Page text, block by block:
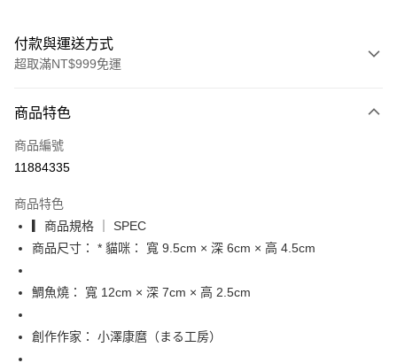
付款與運送方式
超取滿NT$999免運
信用卡一次付款
信用卡分期付款
合作金庫商業銀行
華南商業銀行
上海商業儲蓄銀行
台北富邦商業銀行
臺灣中小企業銀行
台中商業銀行
元大商業銀行
超商取貨付款
LINE Pay
Apple Pay
街口支付
商品特色
商品編號
11884335
商品特色
▎商品規格 ｜ SPEC
商品尺寸： * 貓咪： 寬 9.5cm × 深 6cm × 高 4.5cm
鯛魚燒： 寬 12cm × 深 7cm × 高 2.5cm
創作作家： 小澤康麿（まる工房）